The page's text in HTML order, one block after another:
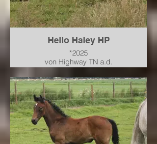
Hello Haley HP
*2025
von Highway TN a.d.
Hannoveraner Prämienstute
PHS* Cicerella von Cicero Z-
Chaman-Landstreicher
verkauft nach Baden-
Württemberg